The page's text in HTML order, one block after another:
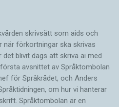
skrivsätt som aids och
när förkortningar ska skrivas
blivit dags att skriva ai med
avsnittet av Språktombolan
för Språkrådet, och Anders
om hur vi hanterar
Språktombolan är en